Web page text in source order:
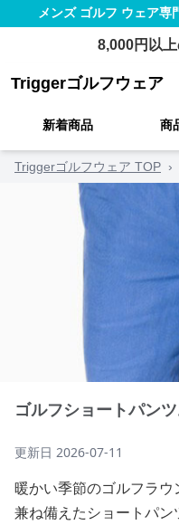
メンズ ゴルフ ウェア専
8,000円以
Triggerゴルフウェア
新着商品 商
Triggerゴルフウェア TOP ›
ゴルフショートパン
更新日 2026-07-11
暖かい季節のゴルフラ
兼ね備えたショートパン